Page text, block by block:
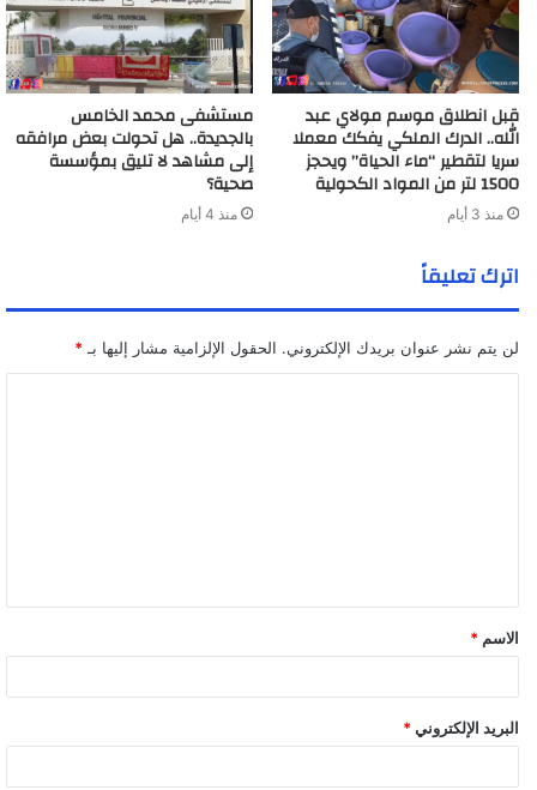
قبل انطلاق موسم مولاي عبد
الله.. الدرك الملكي يفكك معملا
سريا لتقطير “ماء الحياة” ويحجز
1500 لتر من المواد الكحولية
منذ 3 أيام
مستشفى محمد الخامس
بالجديدة.. هل تحولت بعض مرافقه
إلى مشاهد لا تليق بمؤسسة
صحية؟
منذ 4 أيام
اترك تعليقاً
لن يتم نشر عنوان بريدك الإلكتروني. الحقول الإلزامية مشار إليها بـ *
ق
*
الاسم *
البريد الإلكتروني *